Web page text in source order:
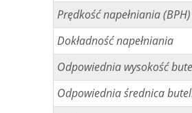
Prędkość napełniania (BPH)
Dokładność napełniania
Odpowiednia wysokość
Odpowiednia średnica